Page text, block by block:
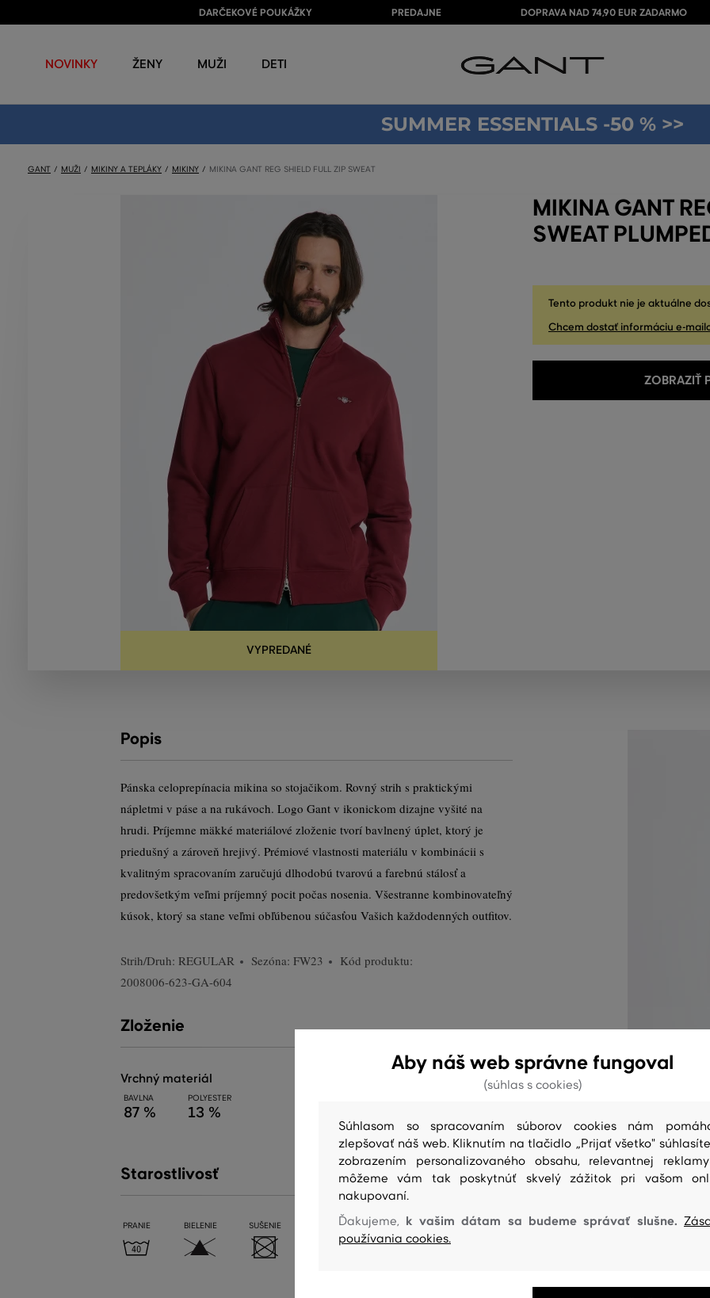
DARČEKOVÉ POUKÁŽKY PREDAJNE DOPRAVA NAD 74,90 EUR ZADARMO
NOVINKY ŽENY MUŽI DETI
SUMMER ESSENTIALS -50 % >>
GANT MUŽI MIKINY A TEPLÁKY MIKINY MIKINA GANT REG SHIELD FULL ZIP SWEAT
VYPREDANÉ
MIKINA GANT
SWEAT
Tento produkt nie je aktuálne
Chcem dostať informáciu e-
ZOBRAZIŤ
Popis
Pánska celoprepínacia mikina so stojačikom. Rovný strih s praktickými
nápletmi v páse a na rukávoch. Logo Gant v ikonickom dizajne vyšité na
hrudi. Príjemne mäkké materiálové zloženie tvorí bavlnený úplet, ktorý je
priedušný a zároveň hrejivý. Prémiové vlastnosti materiálu v kombinácii s
kvalitným spracovaním zaručujú dlhodobú tvarovú a farebnú stálosť a
predovšetkým veľmi príjemný pocit počas nosenia. Všestranne kombinovateľný
kúsok, ktorý sa stane veľmi obľúbenou súčasťou Vašich každodenných outfitov.
Strih/Druh: REGULAR Sezóna: FW23
Kód produktu:
2008006-623-GA-604
Zloženie
vrchný materiál
BAVLNA
87 %
POLYESTER
13 %
Starostlivosť
PRANIE BIELENIE SUŠENIE ŽEHLENIE ČISTENIE
Aby náš web správne fungoval
(súhlas s cookies)
Súhlasom so spracovaním súborov cookies nám
zlepšovať náš web. Kliknutím na tlačidlo „Prijať všetko"
zobrazením personalizovaného obsahu, relevantnej
môžeme vám tak poskytnúť skvelý zážitok pri vašom
nakupovaní.
Ďakujeme, k vašim dátam sa budeme správať slušne.
používania cookies.